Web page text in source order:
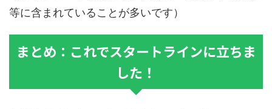
等に含まれていることが多いです）
まとめ：これでスタートラインに立ちま
した！